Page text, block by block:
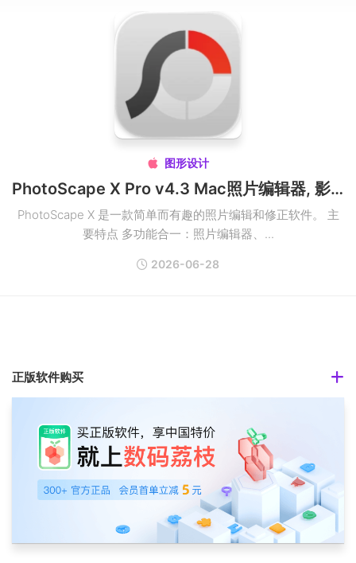
 图形设计
PhotoScape X Pro v4.3 Mac照片编辑器, 影像編輯制作破解版
PhotoScape X 是一款简单而有趣的照片编辑和修正软件。 主
要特点 多功能合一：照片编辑器、...
2026-06-28
正版软件购买